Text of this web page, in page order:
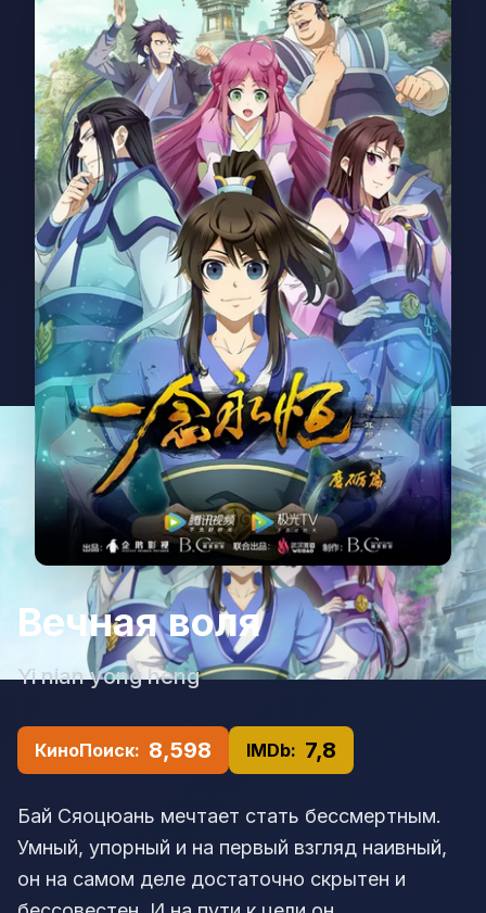
Вечная воля
Yi nian yong heng
КиноПоиск: 8,598 IMDb: 7,8
Бай Сяоцюань мечтает стать бессмертным.
Умный, упорный и на первый взгляд наивный,
он на самом деле достаточно скрытен и